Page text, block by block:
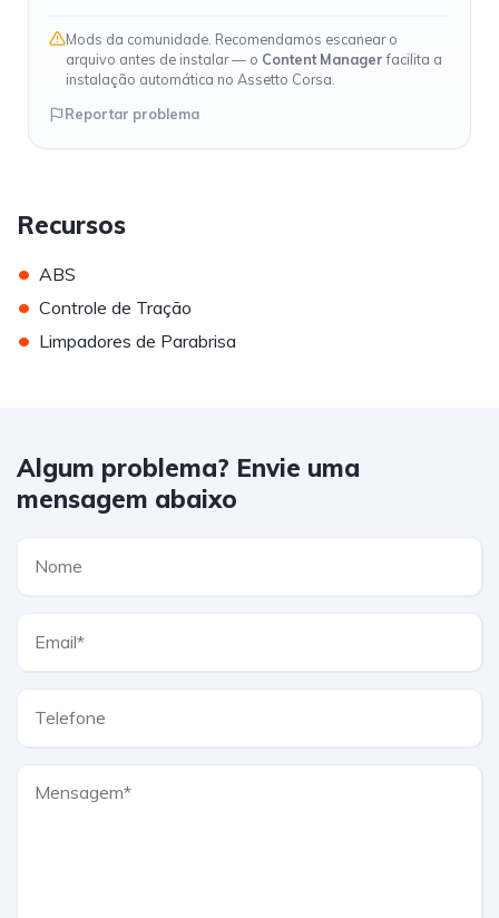
Mods da comunidade. Recomendamos escanear o
arquivo antes de instalar — o Content Managerfacilita a
instalação automática no Assetto Corsa.
Reportar problema
Recursos
• ABS
• Controle de Tração
• Limpadores de Parabrisa
Algum problema? Envie uma
mensagem abaixo